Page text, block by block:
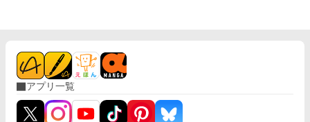
アプリ一覧